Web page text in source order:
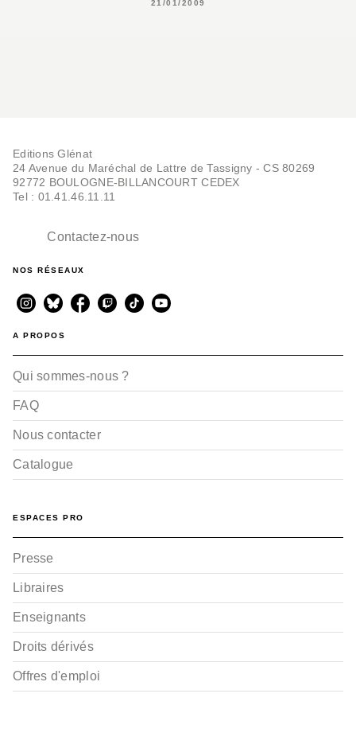
21/01/2009
Editions Glénat
24 Avenue du Maréchal de Lattre de Tassigny - CS 80269
92772 BOULOGNE-BILLANCOURT CEDEX
Tel : 01.41.46.11.11
Contactez-nous
NOS RÉSEAUX
A PROPOS
Qui sommes-nous ?
FAQ
Nous contacter
Catalogue
ESPACES PRO
Presse
Libraires
Enseignants
Droits dérivés
Offres d'emploi